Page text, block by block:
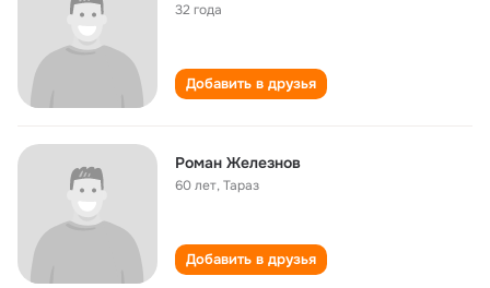
32 года
Добавить в друзья
Роман Железнов
60 лет,Тараз
Добавить в друзья